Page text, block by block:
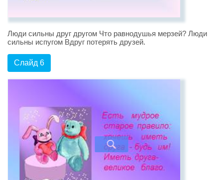
Люди сильны друг другом Что равнодушья мерзей? Люди
сильны испугом Вдруг потерять друзей.
Слайд 6